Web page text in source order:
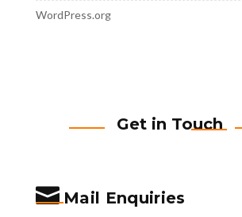
WordPress.org
Get in Touch
 Mail Enquiries